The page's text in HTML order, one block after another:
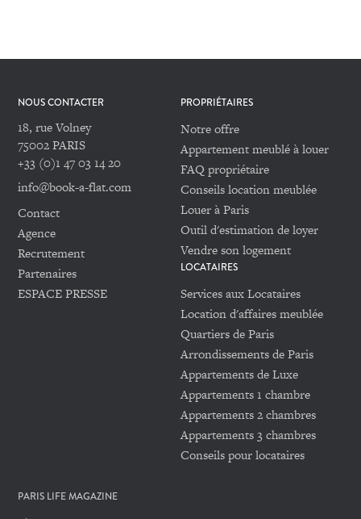
NOUS CONTACTER
18, rue Volney
75002 PARIS
+33 (0)1 47 03 14 20
info@book-a-flat.com
Contact
Agence
Recrutement
Partenaires
ESPACE PRESSE
PROPRIÉTAIRES
Notre offre
Appartement meublé à louer
FAQ propriétaire
Conseils location meublée
Louer à Paris
Outil d'estimation de loyer
Vendre son logement
LOCATAIRES
Services aux Locataires
Location d'affaires meublée
Quartiers de Paris
Arrondissements de Paris
Appartements de Luxe
Appartements 1 chambre
Appartements 2 chambres
Appartements 3 chambres
Conseils pour locataires
PARIS LIFE MAGAZINE